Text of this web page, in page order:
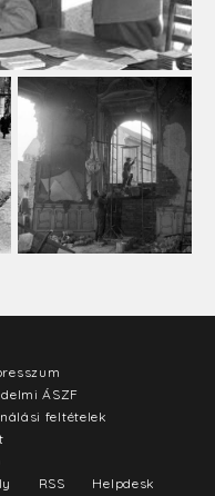
ÁSZF
feltételek
RSS Helpdesk